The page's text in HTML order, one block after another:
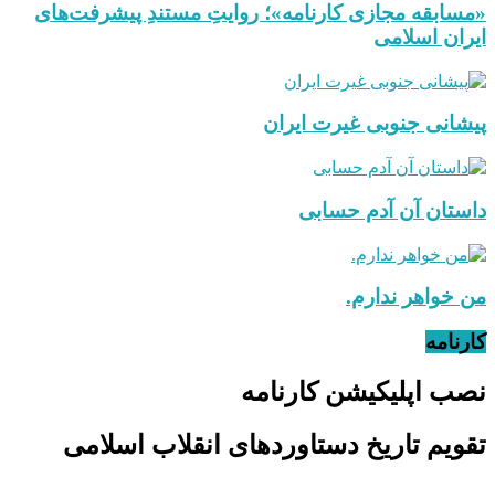
«مسابقه مجازی کارنامه»؛ روایتِ مستندِ پیشرفت‌های
ایران اسلامی
پیشانی جنوبی غیرت ایران
داستان آن آدم حسابی
من خواهر ندارم.
کارنامه
نصب اپلیکیشن کارنامه
تقویم تاریخ دستاوردهای انقلاب اسلامی